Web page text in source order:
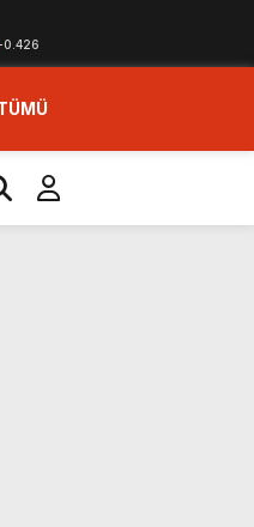
-0.426